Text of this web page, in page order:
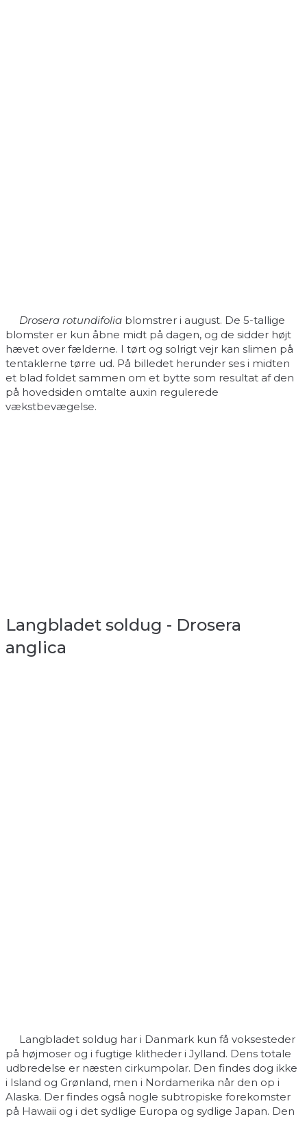
Drosera rotundifolia blomstrer i august. De 5-tallige
blomster er kun åbne midt på dagen, og de sidder højt
hævet over fælderne. I tørt og solrigt vejr kan slimen på
tentaklerne tørre ud. På billedet herunder ses i midten
et blad foldet sammen om et bytte som resultat af den
på hovedsiden omtalte auxin regulerede
vækstbevægelse.
Langbladet soldug - Drosera
anglica
Langbladet soldug har i Danmark kun få voksesteder
på højmoser og i fugtige klitheder i Jylland. Dens totale
udbredelse er næsten cirkumpolar. Den findes dog ikke
i Island og Grønland, men i Nordamerika når den op i
Alaska. Der findes også nogle subtropiske forekomster
på Hawaii og i det sydlige Europa og sydlige Japan. Den